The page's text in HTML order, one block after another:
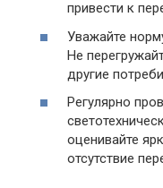
привести к
Уважайте
Не
другие
Регулярно
оценивайте
отсутствие